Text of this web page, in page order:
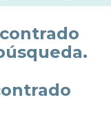
intereses